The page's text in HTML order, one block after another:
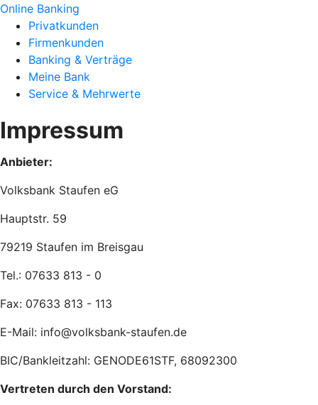
Online Banking
Privatkunden
Firmenkunden
Banking & Verträge
Meine Bank
Service & Mehrwerte
Impressum
Anbieter:
Volksbank Staufen eG
Hauptstr. 59
79219 Staufen im Breisgau
Tel.: 07633 813 - 0
Fax: 07633 813 - 113
E-Mail: info@volksbank-staufen.de
BIC/Bankleitzahl: GENODE61STF, 68092300
Vertreten durch den Vorstand: